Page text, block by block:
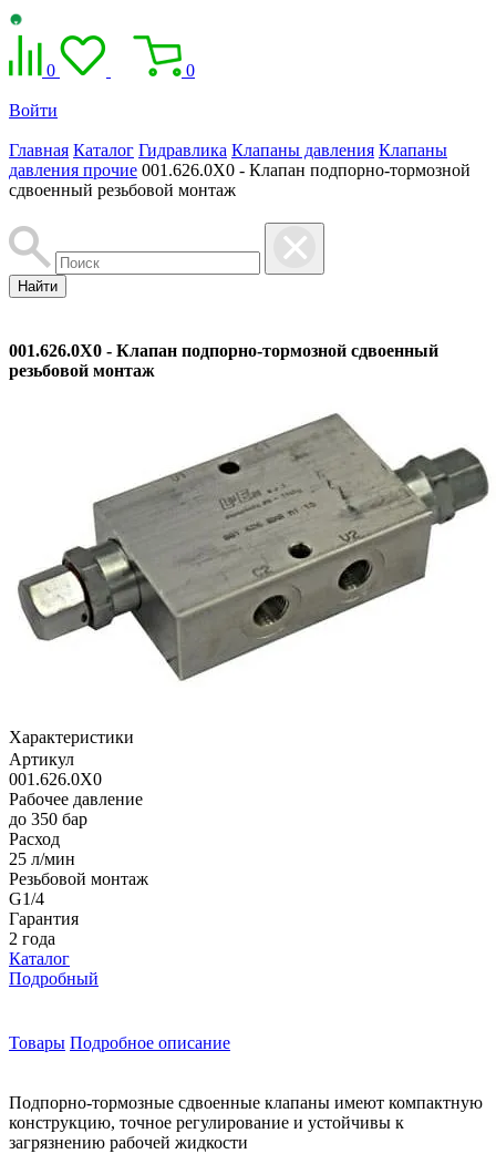
0 0
Войти
Главная Каталог Гидравлика Клапаны давления Клапаны
давления прочие 001.626.0X0 - Клапан подпорно-тормозной
сдвоенный резьбовой монтаж
Найти
001.626.0X0 - Клапан подпорно-тормозной сдвоенный
резьбовой монтаж
Характеристики
Артикул
001.626.0X0
Рабочее давление
до 350 бар
Расход
25 л/мин
Резьбовой монтаж
G1/4
Гарантия
2 года
Каталог
Подробный
Товары Подробное описание
Подпорно-тормозные сдвоенные клапаны имеют компактную
конструкцию, точное регулирование и устойчивы к
загрязнению рабочей жидкости